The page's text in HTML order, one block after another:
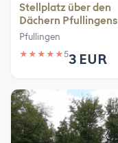
Stellplatz über den
Dächern Pfullingens
Pfullingen
★ ★ ★ ★ ★53 EUR